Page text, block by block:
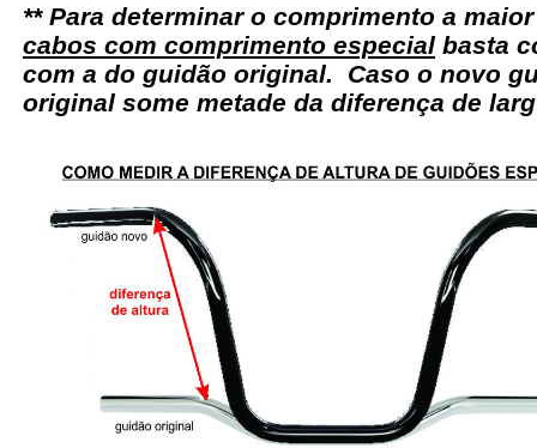
** Para determinar o comprimento a
cabos com comprimento especial basta
com a do guidão original. Caso o novo
original some metade da diferença de